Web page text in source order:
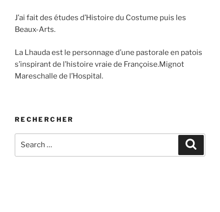
J’ai fait des études d’Histoire du Costume puis les
Beaux-Arts.
La Lhauda est le personnage d’une pastorale en patois
s’inspirant de l’histoire vraie de Françoise.Mignot
Mareschalle de l’Hospital.
RECHERCHER